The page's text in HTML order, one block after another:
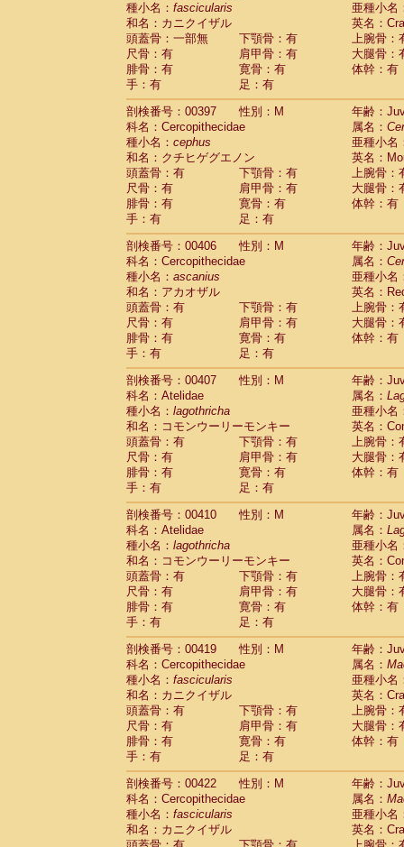
種小名： fascicularis
亜種小名
和名：カニクイザル
英名：
頭蓋骨：一部無
下顎骨：有
上腕骨：
尺骨：有
肩甲骨：有
大腿骨：
腓骨：有
寛骨：有
体幹：有
手：有
足：有
剖検番号：00397
性別：M
年齢：
科名：Cercopithecidae
属名：
種小名： cephus
亜種小名
和名：クチヒゲグエノン
英名：
頭蓋骨：有
下顎骨：有
上腕骨：
尺骨：有
肩甲骨：有
大腿骨：
腓骨：有
寛骨：有
体幹：有
手：有
足：有
剖検番号：00406
性別：M
年齢：
科名：Cercopithecidae
属名：
種小名： ascanius
亜種小名
和名：アカオザル
英名：
頭蓋骨：有
下顎骨：有
上腕骨：
尺骨：有
肩甲骨：有
大腿骨：
腓骨：有
寛骨：有
体幹：有
手：有
足：有
剖検番号：00407
性別：M
年齢：
科名：Atelidae
属名：
種小名： lagothricha
亜種小名
和名：コモンウーリーモンキー
英名：
頭蓋骨：有
下顎骨：有
上腕骨：
尺骨：有
肩甲骨：有
大腿骨：
腓骨：有
寛骨：有
体幹：有
手：有
足：有
剖検番号：00410
性別：M
年齢：
科名：Atelidae
属名：
種小名： lagothricha
亜種小名
和名：コモンウーリーモンキー
英名：
頭蓋骨：有
下顎骨：有
上腕骨：
尺骨：有
肩甲骨：有
大腿骨：
腓骨：有
寛骨：有
体幹：有
手：有
足：有
剖検番号：00419
性別：M
年齢：
科名：Cercopithecidae
属名：
種小名： fascicularis
亜種小名
和名：カニクイザル
英名：
頭蓋骨：有
下顎骨：有
上腕骨：
尺骨：有
肩甲骨：有
大腿骨：
腓骨：有
寛骨：有
体幹：有
手：有
足：有
剖検番号：00422
性別：M
年齢：
科名：Cercopithecidae
属名：
種小名： fascicularis
亜種小名
和名：カニクイザル
英名：